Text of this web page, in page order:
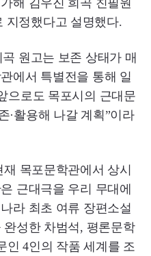
지정했다고 설명했다.
원고는 보존 상태가 매
에서 특별전을 통해 일
으로도 목포시의 근대문
·활용해 나갈 계획”이라
목포문학관에서 상시
근대극을 우리 무대에
라 최초 여류 장편소설
성한 차범석, 평론문학
인 4인의 작품 세계를 조